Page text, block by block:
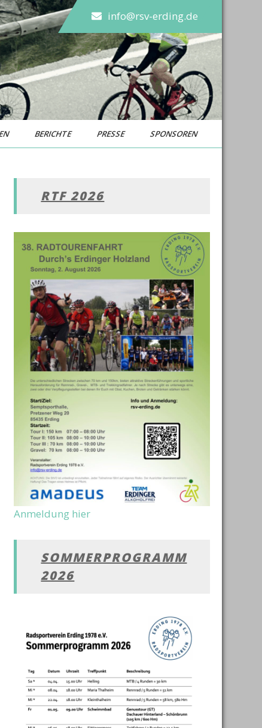
info@rsv-erding.de
BERICHTE PRESSE SPONSOREN
Office 365 Outlook Live
RTF 2026
Anmeldung hier
SOMMERPROGRAMM
2026